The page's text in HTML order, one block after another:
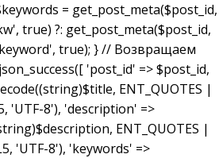
= get_post_meta($post_id,
true) ?: get_post_meta($post_id,
true); } // Возвращаем
'post_id' => $post_id,
ENT_QUOTES |
'UTF-8'), 'description' =>
ENT_QUOTES |
'UTF-8'), 'keywords' =>